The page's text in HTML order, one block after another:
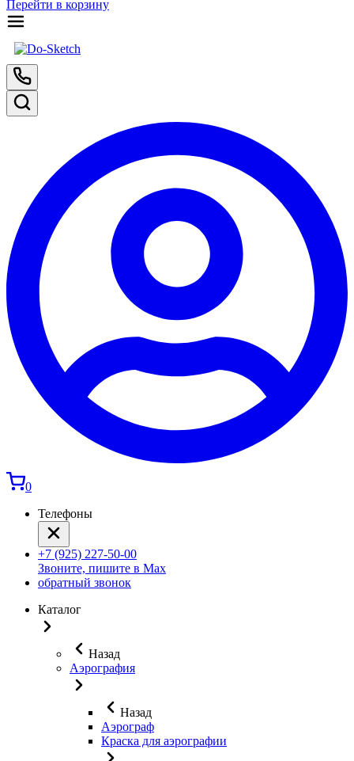
Перейти в корзину
0
Телефоны
+7 (925) 227-50-00
Звоните, пишите в Max
обратный звонок
Каталог
Назад
Аэрография
Назад
Аэрограф
Краска для аэрографии